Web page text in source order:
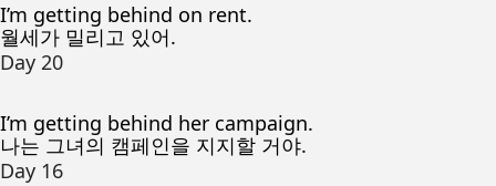
I’m getting behind on rent.
월세가 밀리고 있어.
Day 20
I’m getting behind her campaign.
나는 그녀의 캠페인을 지지할 거야.
Day 16